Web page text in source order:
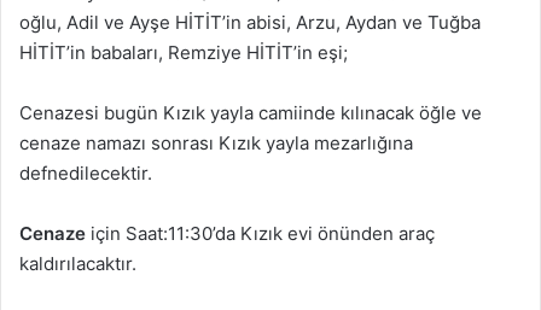
oğlu, Adil ve Ayşe HİTİT’in abisi, Arzu, Aydan ve Tuğba
HİTİT’in babaları, Remziye HİTİT’in eşi;
Cenazesi bugün Kızık yayla camiinde kılınacak öğle ve
cenaze namazı sonrası Kızık yayla mezarlığına
defnedilecektir.
Cenaze için Saat:11:30’da Kızık evi önünden araç
kaldırılacaktır.